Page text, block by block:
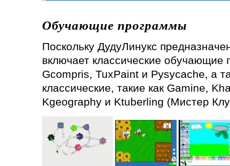
Обучающие программы
Поскольку ДудуЛинукс
включает классические обучающие
Gcompris, TuxPaint и Pysycache, а
классические, такие как Gamine,
Kgeography и Ktuberling (Мистер